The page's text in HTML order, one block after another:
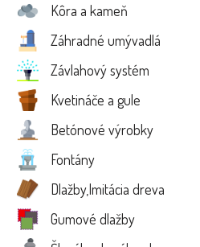
Kôra a kameň
Záhradné umývadlá
Závlahový systém
Kvetináče a gule
Betónové výrobky
Fontány
Dlažby,Imitácia dreva
Gumové dlažby